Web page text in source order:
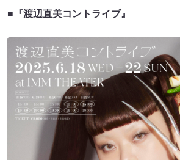
■ 『渡辺直美コントライブ』